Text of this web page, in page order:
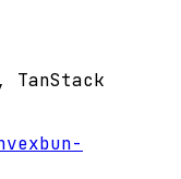
TanStack
bun-